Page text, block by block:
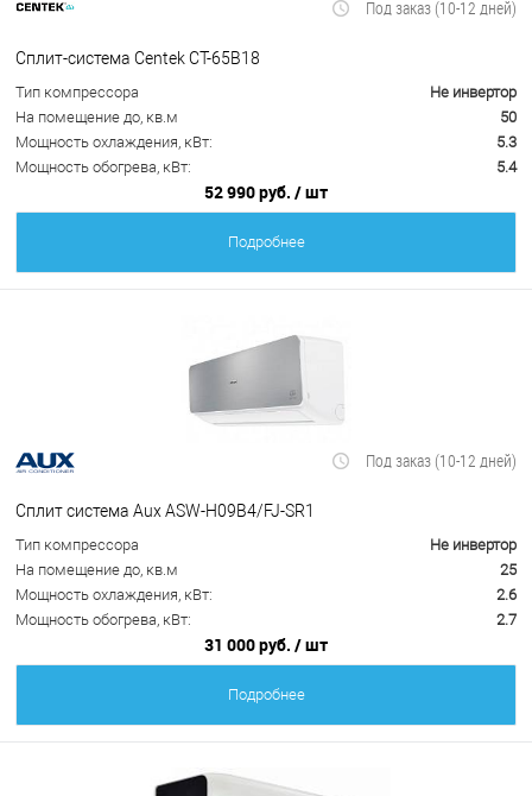
Под заказ (10-12 дней)
Сплит-система Centek CT-65B18
Тип компрессора
Не инвертор
На помещение до, кв.м
50
Мощность охлаждения, кВт:
5.3
Мощность обогрева, кВт:
5.4
52 990 руб. / шт
Подробнее
Под заказ (10-12 дней)
Сплит система Aux ASW-H09B4/FJ-SR1
Тип компрессора
Не инвертор
На помещение до, кв.м
25
Мощность охлаждения, кВт:
2.6
Мощность обогрева, кВт:
2.7
31 000 руб. / шт
Подробнее